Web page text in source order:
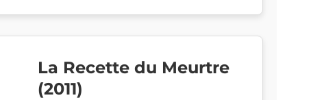
La Recette du Meurtre
(2011)